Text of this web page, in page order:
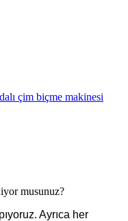
çim biçme makinesi
musunuz?
Ayrıca her